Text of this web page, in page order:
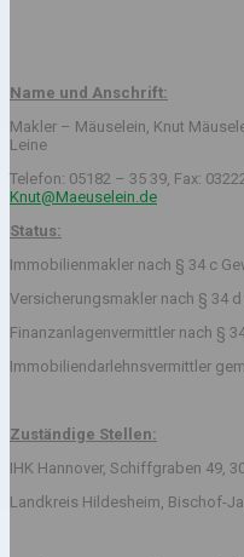
Name und Anschrift:
Makler – Mäuselein, Knut
Leine
Telefon: 05182 – 35 39, Fax:
Knut@Maeuselein.de
Status:
Immobilienmakler nach § 34 c
Versicherungsmakler nach § 34 d
Finanzanlagenvermittler nach §
Immobiliendarlehnsvermittler
Zuständige Stellen:
IHK Hannover, Schiffgraben 49,
Landkreis Hildesheim, Bischof-